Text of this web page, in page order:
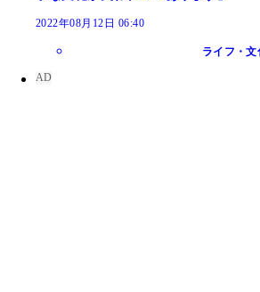
2022年08月12日 06:40
ライフ・文